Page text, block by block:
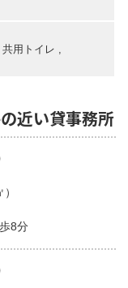
共用トイレ
近い貸事務所
8分